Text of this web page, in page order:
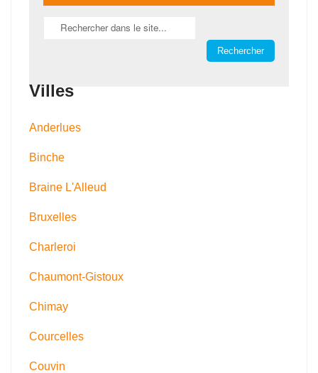
Villes
Anderlues
Binche
Braine L'Alleud
Bruxelles
Charleroi
Chaumont-Gistoux
Chimay
Courcelles
Couvin